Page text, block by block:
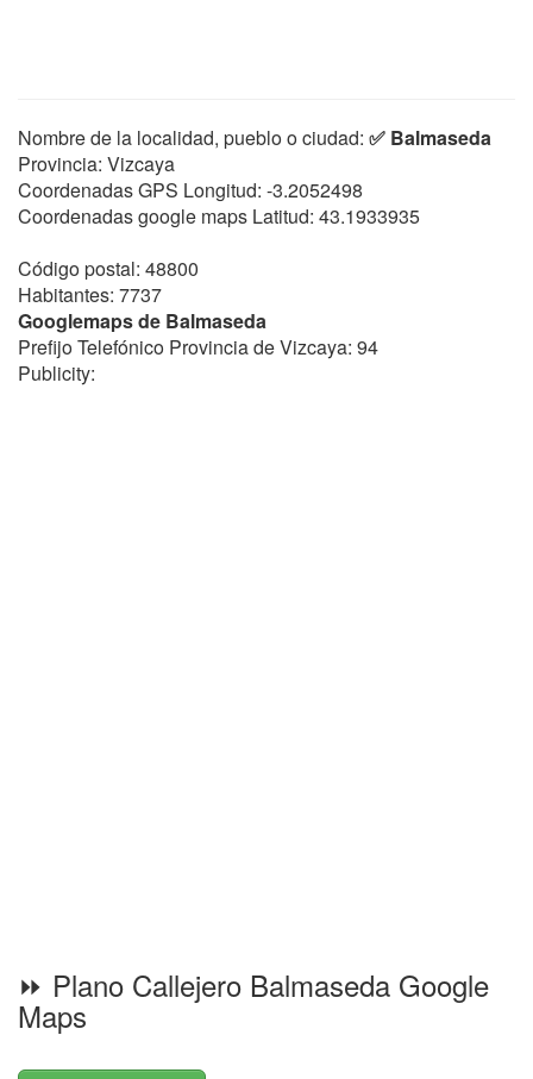
Nombre de la localidad, pueblo o ciudad: ✅ Balmaseda
Provincia: Vizcaya
Coordenadas GPS Longitud: -3.2052498
Coordenadas google maps Latitud: 43.1933935
Código postal: 48800
Habitantes: 7737
Googlemaps de Balmaseda
Prefijo Telefónico Provincia de Vizcaya: 94
Publicity:
⏩ Plano Callejero Balmaseda Google
Maps